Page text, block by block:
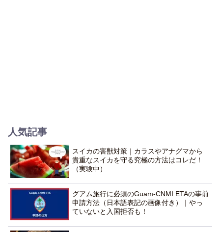
人気記事
スイカの害獣対策｜カラスやアナグマから
貴重なスイカを守る究極の方法はコレだ！
（実験中）
グアム旅行に必須のGuam-CNMI ETAの事前
申請方法（日本語表記の画像付き）｜やっ
ていないと入国拒否も！